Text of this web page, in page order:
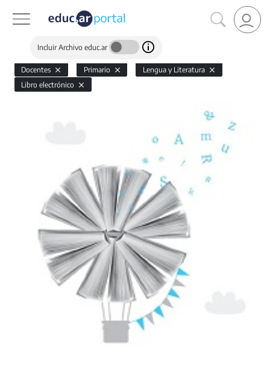
Incluir Archivo educ.ar
Docentes Primario
Lengua y Literatura
Libro electrónico